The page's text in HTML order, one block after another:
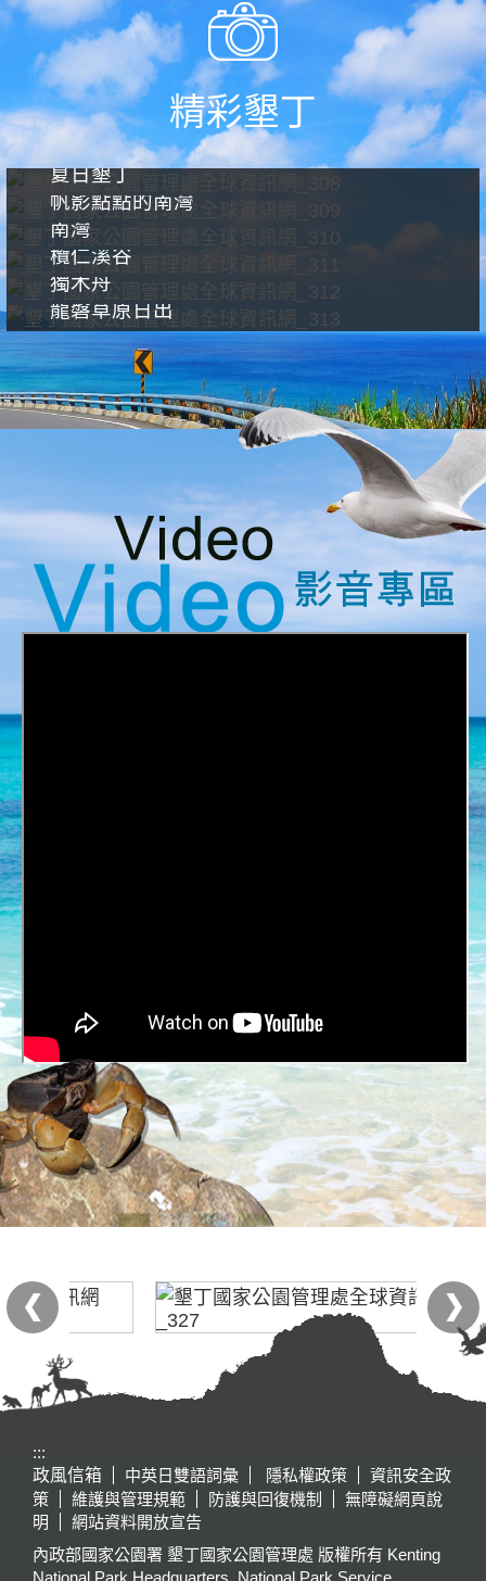
精彩墾丁
夏日墾丁
帆影點點的南灣
南灣
欖仁溪谷
獨木舟
龍磐草原日出
:::
政風信箱
中英日雙語詞彙 隱私權政策
資訊安全政
策
維護與管理規範 防護與回復機制
無障礙網頁說
明
網站資料開放宣告
內政部國家公園署 墾丁國家公園管理處 版權所有 Kenting
National Park Headquarters, National Park Service,